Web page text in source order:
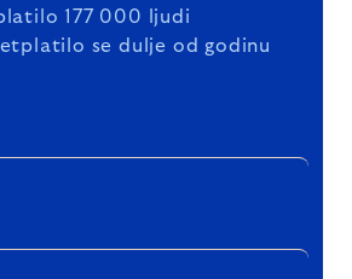
177 000 ljudi
se dulje od godinu